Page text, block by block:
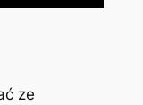
ze